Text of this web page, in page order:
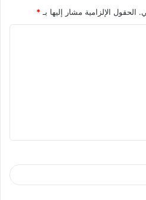
الحقول الإلزامية مشار إليها بـ *